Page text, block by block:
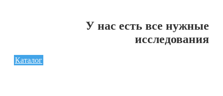
У нас есть все нужные
исследования
Каталог